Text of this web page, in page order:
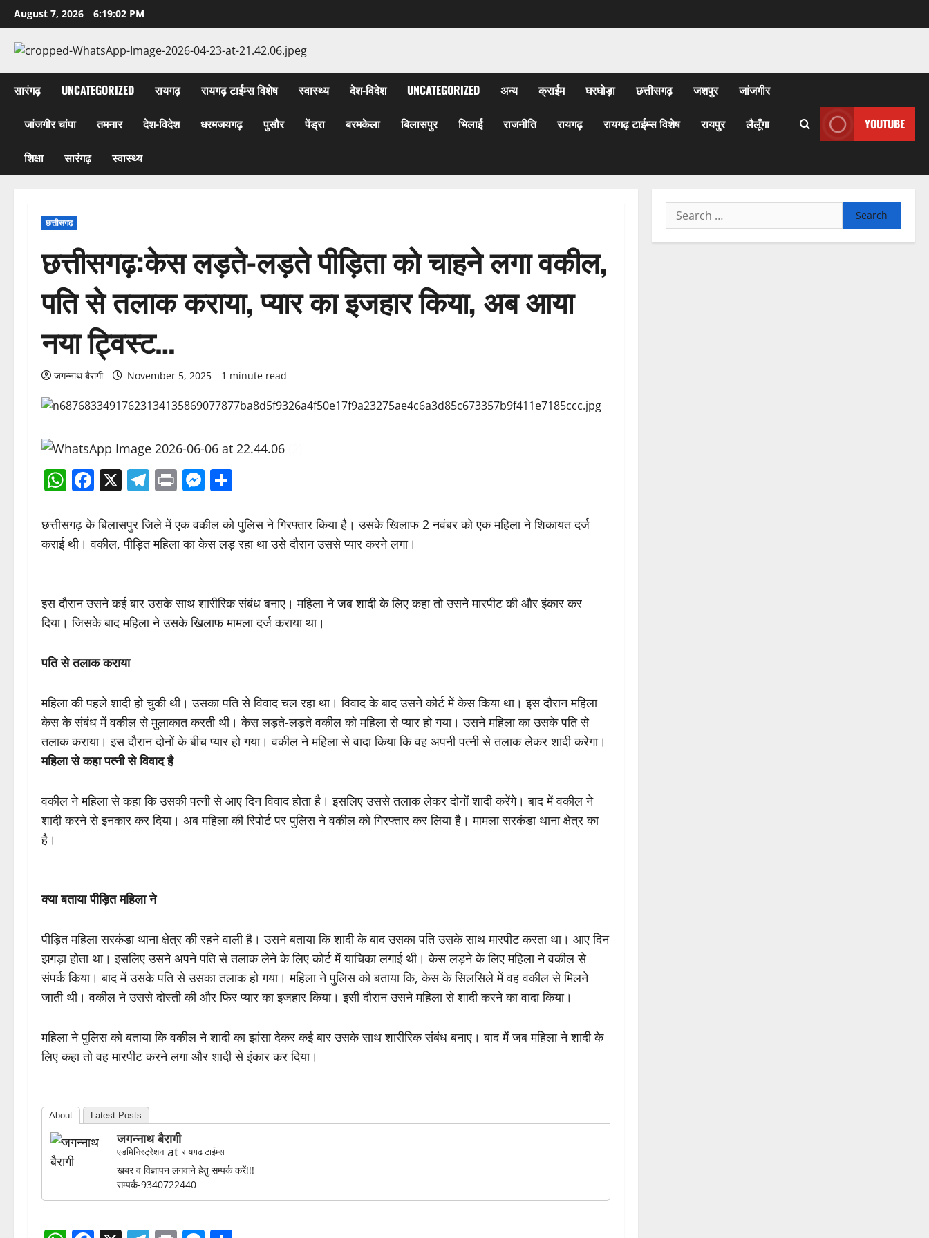
Skip
to
content
August 7, 2026 6:19:03 PM
सारंगढ़ UNCATEGORIZED रायगढ़ रायगढ़ टाईम्स विशेष स्वास्थ्य देश-विदेश UNCATEGORIZED अन्य क्राईम घरघोड़ा छत्तीसगढ़ जशपुर जांजगीर
जांजगीर चांपा तमनार देश-विदेश धरमजयगढ़ पुसौर पेंड्रा बरमकेला बिलासपुर भिलाई राजनीति रायगढ़ रायगढ़ टाईम्स विशेष रायपुर लैलूँगा
शिक्षा सारंगढ़ स्वास्थ्य
YOUTUBE
छत्तीसगढ़
छत्तीसगढ़:केस लड़ते-लड़ते पीड़िता को चाहने लगा वकील,
पति से तलाक कराया, प्यार का इजहार किया, अब आया
नया ट्विस्ट…
जगन्नाथ बैरागी November 5, 2025 1 minute read
WhatsApp
Facebook
X Telegram
PrintMessenger
छत्तीसगढ़ के बिलासपुर जिले में एक वकील को पुलिस ने गिरफ्तार किया है। उसके खिलाफ 2 नवंबर को एक महिला ने शिकायत दर्ज
कराई थी। वकील, पीड़ित महिला का केस लड़ रहा था उसे दौरान उससे प्यार करने लगा।
इस दौरान उसने कई बार उसके साथ शारीरिक संबंध बनाए। महिला ने जब शादी के लिए कहा तो उसने मारपीट की और इंकार कर
दिया। जिसके बाद महिला ने उसके खिलाफ मामला दर्ज कराया था।
पति से तलाक कराया
महिला की पहले शादी हो चुकी थी। उसका पति से विवाद चल रहा था। विवाद के बाद उसने कोर्ट में केस किया था। इस दौरान महिला
केस के संबंध में वकील से मुलाकात करती थी। केस लड़ते-लड़ते वकील को महिला से प्यार हो गया। उसने महिला का उसके पति से
तलाक कराया। इस दौरान दोनों के बीच प्यार हो गया। वकील ने महिला से वादा किया कि वह अपनी पत्नी से तलाक लेकर शादी करेगा।
महिला से कहा पत्नी से विवाद है
वकील ने महिला से कहा कि उसकी पत्नी से आए दिन विवाद होता है। इसलिए उससे तलाक लेकर दोनों शादी करेंगे। बाद में वकील ने
शादी करने से इनकार कर दिया। अब महिला की रिपोर्ट पर पुलिस ने वकील को गिरफ्तार कर लिया है। मामला सरकंडा थाना क्षेत्र का
है।
क्या बताया पीड़ित महिला ने
पीड़ित महिला सरकंडा थाना क्षेत्र की रहने वाली है। उसने बताया कि शादी के बाद उसका पति उसके साथ मारपीट करता था। आए दिन
झगड़ा होता था। इसलिए उसने अपने पति से तलाक लेने के लिए कोर्ट में याचिका लगाई थी। केस लड़ने के लिए महिला ने वकील से
संपर्क किया। बाद में उसके पति से उसका तलाक हो गया। महिला ने पुलिस को बताया कि, केस के सिलसिले में वह वकील से मिलने
जाती थी। वकील ने उससे दोस्ती की और फिर प्यार का इजहार किया। इसी दौरान उसने महिला से शादी करने का वादा किया।
महिला ने पुलिस को बताया कि वकील ने शादी का झांसा देकर कई बार उसके साथ शारीरिक संबंध बनाए। बाद में जब महिला ने शादी के
लिए कहा तो वह मारपीट करने लगा और शादी से इंकार कर दिया।
About Latest Posts
जगन्नाथ बैरागी
एडमिनिस्ट्रेशनatरायगढ़ टाईम्स
खबर व विज्ञापन लगवाने हेतु सम्पर्क करें!!!
सम्पर्क-9340722440
Search
for: